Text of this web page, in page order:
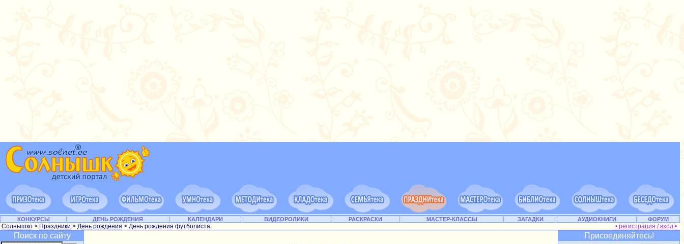
КОНКУРСЫ ДЕНЬ РОЖДЕНИЯ КАЛЕНДАРИ ВИДЕОРОЛИКИ РАСКРАСКИ МАСТЕР-КЛАССЫ ЗАГАДКИ АУДИОКНИГИ ФОРУМ
Солнышко > Праздники > День рождения > День рождения футболиста • регистрация / вход •
Поиск по сайту Присоединяйтесь!